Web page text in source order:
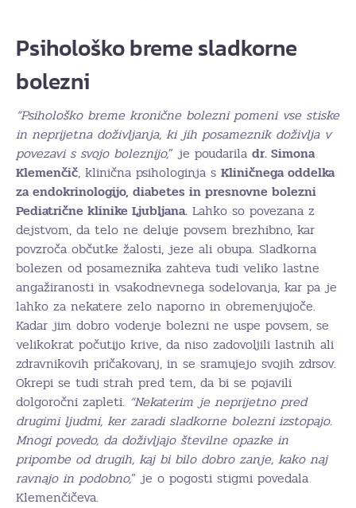
Psihološko breme sladkorne
bolezni
“Psihološko breme kronične bolezni pomeni vse stiske
in neprijetna doživljanja, ki jih posameznik doživlja v
povezavi s svojo boleznijo,” je poudarila dr. Simona
Klemenčič, klinična psihologinja s Kliničnega oddelka
za endokrinologijo, diabetes in presnovne bolezni
Pediatrične klinike Ljubljana. Lahko so povezana z
dejstvom, da telo ne deluje povsem brezhibno, kar
povzroča občutke žalosti, jeze ali obupa. Sladkorna
bolezen od posameznika zahteva tudi veliko lastne
angažiranosti in vsakodnevnega sodelovanja, kar pa je
lahko za nekatere zelo naporno in obremenjujoče.
Kadar jim dobro vodenje bolezni ne uspe povsem, se
velikokrat počutijo krive, da niso zadovoljili lastnih ali
zdravnikovih pričakovanj, in se sramujejo svojih zdrsov.
Okrepi se tudi strah pred tem, da bi se pojavili
dolgoročni zapleti. “Nekaterim je neprijetno pred
drugimi ljudmi, ker zaradi sladkorne bolezni izstopajo.
Mnogi povedo, da doživljajo številne opazke in
pripombe od drugih, kaj bi bilo dobro zanje, kako naj
ravnajo in podobno,” je o pogosti stigmi povedala
Klemenčičeva.